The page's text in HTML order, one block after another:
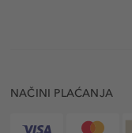
NAČINI PLAĆANJA